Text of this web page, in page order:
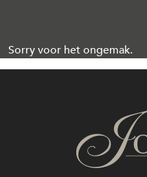
Sorry voor het ongemak.